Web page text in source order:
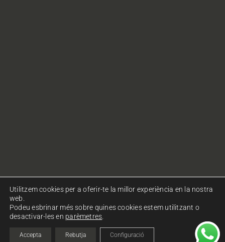
reservats.
Política de privacitat|Política de cookies
Utilitzem cookies per a oferir-te la millor experiència en la nostra
web.
Podeu esbrinar més sobre quines cookies estem utilitzant o
desactivar-les en parèmetres
Accepta Rebutja Configuració